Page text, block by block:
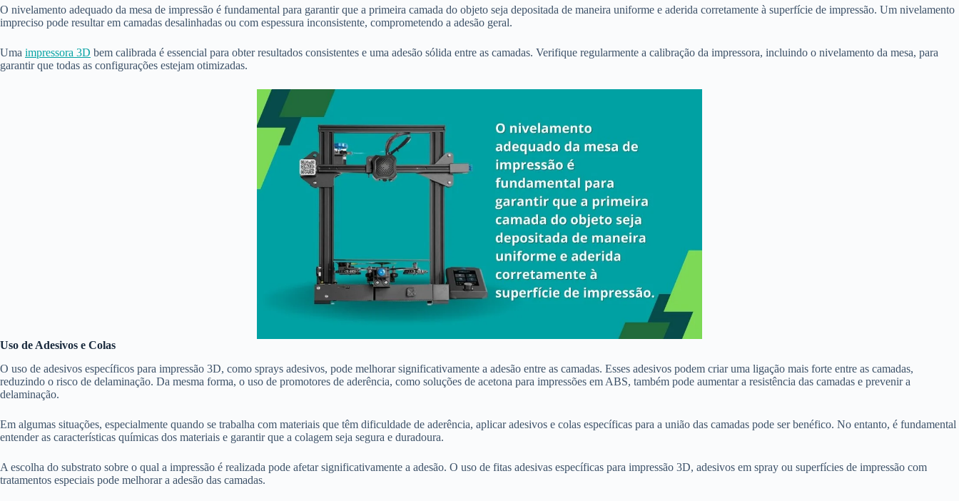
O nivelamento adequado da mesa de impressão é fundamental para garantir que a primeira camada do objeto seja depositada de maneira uniforme e aderida corretamente à superfície de impressão. Um nivelamento
impreciso pode resultar em camadas desalinhadas ou com espessura inconsistente, comprometendo a adesão geral.
Uma impressora 3D bem calibrada é essencial para obter resultados consistentes e uma adesão sólida entre as camadas. Verifique regularmente a calibração da impressora, incluindo o nivelamento da mesa, para
garantir que todas as configurações estejam otimizadas.
Uso de Adesivos e Colas
O uso de adesivos específicos para impressão 3D, como sprays adesivos, pode melhorar significativamente a adesão entre as camadas. Esses adesivos podem criar uma ligação mais forte entre as camadas,
reduzindo o risco de delaminação. Da mesma forma, o uso de promotores de aderência, como soluções de acetona para impressões em ABS, também pode aumentar a resistência das camadas e prevenir a
delaminação.
Em algumas situações, especialmente quando se trabalha com materiais que têm dificuldade de aderência, aplicar adesivos e colas específicas para a união das camadas pode ser benéfico. No entanto, é fundamental
entender as características químicas dos materiais e garantir que a colagem seja segura e duradoura.
A escolha do substrato sobre o qual a impressão é realizada pode afetar significativamente a adesão. O uso de fitas adesivas específicas para impressão 3D, adesivos em spray ou superfícies de impressão com
tratamentos especiais pode melhorar a adesão das camadas.